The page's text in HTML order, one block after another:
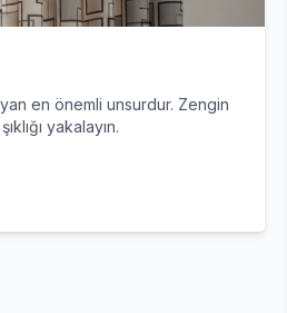
en önemli unsurdur. Zengin
yakalayın.